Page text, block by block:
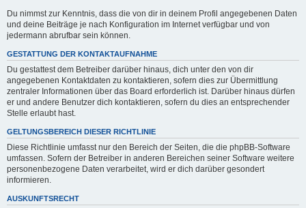
Du nimmst zur Kenntnis, dass die von dir in deinem Profil angegebenen Daten
und deine Beiträge je nach Konfiguration im Internet verfügbar und von
jedermann abrufbar sein können.
GESTATTUNG DER KONTAKTAUFNAHME
Du gestattest dem Betreiber darüber hinaus, dich unter den von dir
angegebenen Kontaktdaten zu kontaktieren, sofern dies zur Übermittlung
zentraler Informationen über das Board erforderlich ist. Darüber hinaus dürfen
er und andere Benutzer dich kontaktieren, sofern du dies an entsprechender
Stelle erlaubt hast.
GELTUNGSBEREICH DIESER RICHTLINIE
Diese Richtlinie umfasst nur den Bereich der Seiten, die die phpBB-Software
umfassen. Sofern der Betreiber in anderen Bereichen seiner Software weitere
personenbezogene Daten verarbeitet, wird er dich darüber gesondert
informieren.
AUSKUNFTSRECHT